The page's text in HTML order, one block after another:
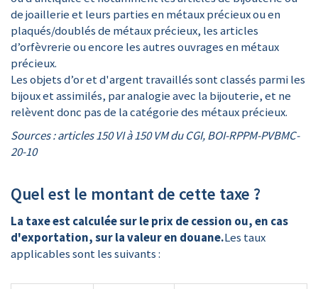
de joaillerie et leurs parties en métaux précieux ou en
plaqués/doublés de métaux précieux, les articles
d’orfèvrerie ou encore les autres ouvrages en métaux
précieux.
Les objets d’or et d'argent travaillés sont classés parmi les
bijoux et assimilés, par analogie avec la bijouterie, et ne
relèvent donc pas de la catégorie des métaux précieux.
Sources : articles 150 VI à 150 VM du CGI, BOI-RPPM-PVBMC-
20-10
Quel est le montant de cette taxe ?
La taxe est calculée sur le prix de cession ou, en cas
d'exportation, sur la valeur en douane.Les taux
applicables sont les suivants :